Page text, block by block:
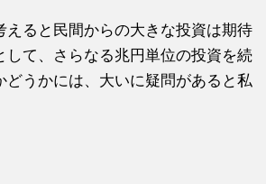
えると民間からの大きな投資は期待
して、さらなる兆円単位の投資を続
どうかには、大いに疑問があると私